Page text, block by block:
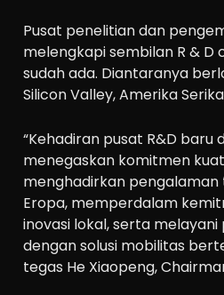
Pusat penelitian dan
melengkapi sembilan R & D
sudah ada. Diantaranya
Silicon Valley, Amerika
“Kehadiran pusat R&D baru
menegaskan komitmen
menghadirkan
Eropa, memperdalam
inovasi lokal, serta
dengan solusi mobilitas
tegas He Xiaopeng,